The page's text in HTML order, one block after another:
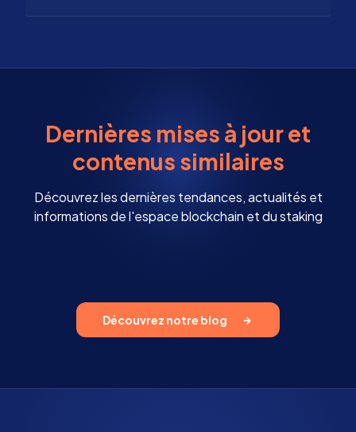
Dernières mises à jour et
contenus similaires
Découvrez les dernières tendances, actualités et
informations de l'espace blockchain et du staking
Découvrez notre blog